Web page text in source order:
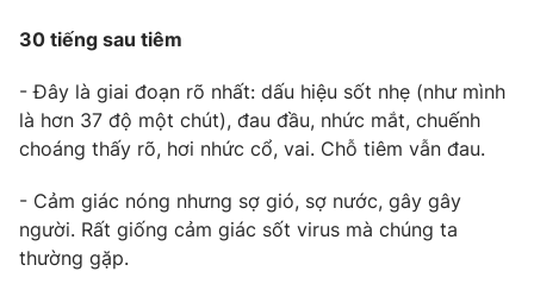
30 tiếng sau tiêm
- Đây là giai đoạn rõ nhất: dấu hiệu sốt nhẹ (như mình
là hơn 37 độ một chút), đau đầu, nhức mắt, chuếnh
choáng thấy rõ, hơi nhức cổ, vai. Chỗ tiêm vẫn đau.
- Cảm giác nóng nhưng sợ gió, sợ nước, gây gây
người. Rất giống cảm giác sốt virus mà chúng ta
thường gặp.